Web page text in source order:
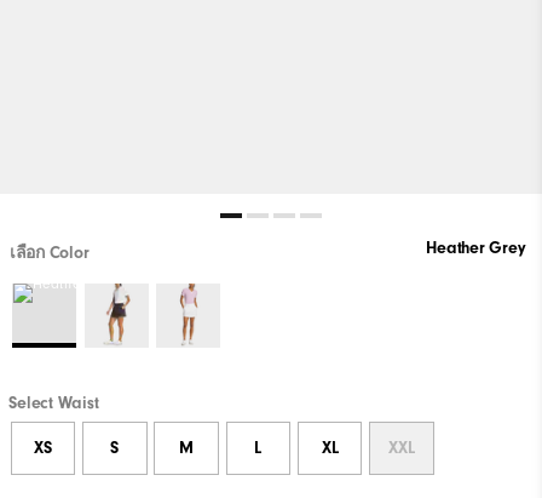
เลือก Color Heather Grey
Select Waist
XS S M L XL XXL